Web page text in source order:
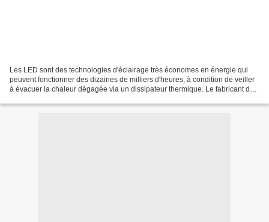
Les LED sont des technologies d'éclairage très économes en énergie qui
peuvent fonctionner des dizaines de milliers d'heures, à condition de veiller
à évacuer la chaleur dégagée via un dissipateur thermique. Le fabricant de